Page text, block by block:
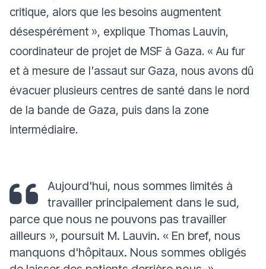
critique, alors que les besoins augmentent
désespérément », explique Thomas Lauvin,
coordinateur de projet de MSF à Gaza. «Au fur
et à mesure de l'assaut sur Gaza, nous avons dû
évacuer plusieurs centres de santé dans le nord
de la bande de Gaza, puis dans la zone
intermédiaire.
Aujourd'hui, nous sommes limités à
travailler principalement dans le sud,
parce que nous ne pouvons pas travailler
ailleurs », poursuit M. Lauvin. « En bref, nous
manquons d'hôpitaux. Nous sommes obligés